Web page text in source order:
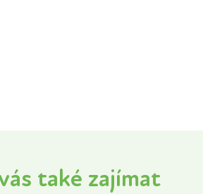
také zajímat